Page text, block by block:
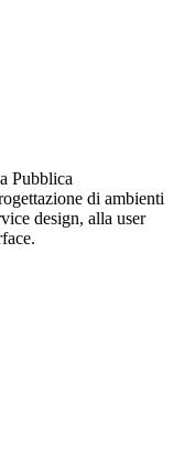
Pubblica
di ambienti
design, alla user